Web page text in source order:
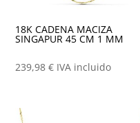
18K CADENA MACIZA
SINGAPUR 45 CM 1 MM
239,98€ IVA incluido